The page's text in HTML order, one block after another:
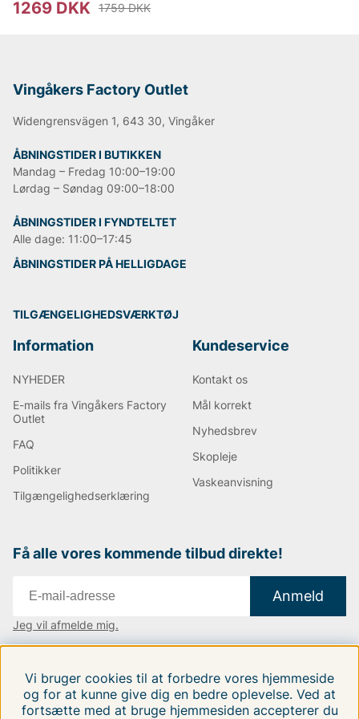
1269 DKK 1759 DKK
Vingåkers Factory Outlet
Widengrensvägen 1, 643 30, Vingåker
ÅBNINGSTIDER I BUTIKKEN
Mandag – Fredag 10:00–19:00
Lørdag – Søndag 09:00–18:00
ÅBNINGSTIDER I FYNDTELTET
Alle dage: 11:00–17:45
ÅBNINGSTIDER PÅ HELLIGDAGE
TILGÆNGELIGHEDSVÆRKTØJ
Information
NYHEDER
E-mails fra Vingåkers Factory
Outlet
FAQ
Politikker
Tilgængelighedserklæring
Kundeservice
Kontakt os
Mål korrekt
Nyhedsbrev
Skopleje
Vaskeanvisning
Få alle vores kommende tilbud direkte!
Anmeld
Jeg vil afmelde mig.
Følg os på vores sociale medier.
Vi bruger cookies til at forbedre vores hjemmeside
og for at kunne give dig en bedre oplevelse. Ved at
fortsætte med at bruge hjemmesiden accepterer du